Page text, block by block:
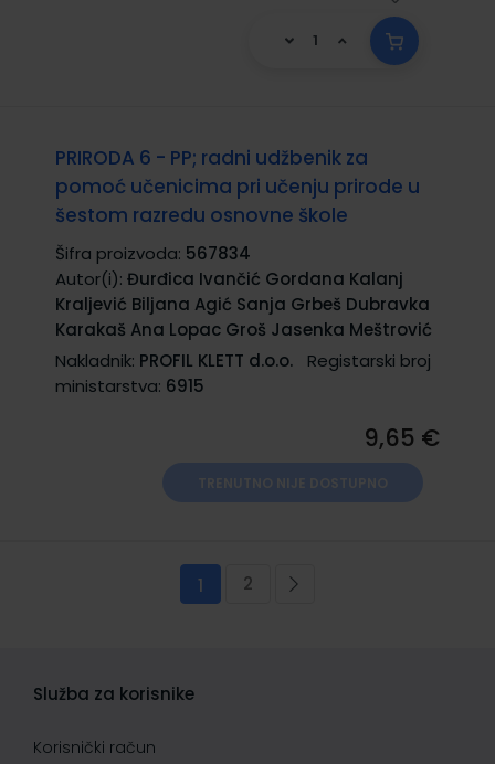
PRIRODA 6 - PP; radni udžbenik za
pomoć učenicima pri učenju prirode u
šestom razredu osnovne škole
Šifra proizvoda: 567834
Autor(i): Đurđica Ivančić Gordana Kalanj
Kraljević Biljana Agić Sanja Grbeš Dubravka
Karakaš Ana Lopac Groš Jasenka Meštrović
Nakladnik: PROFIL KLETT d.o.o.
Registarski broj
ministarstva: 6915
9,65 €
Stranica
Trenutno pregledavate stranicu
1 Stranica
2
Služba za korisnike
Korisnički račun